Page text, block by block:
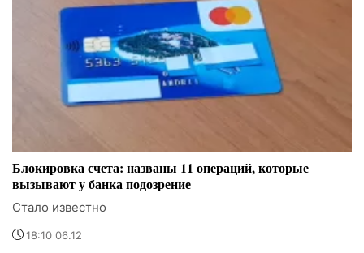
Блокировка счета: названы 11 операций, которые
вызывают у банка подозрение
Стало известно
18:10 06.12